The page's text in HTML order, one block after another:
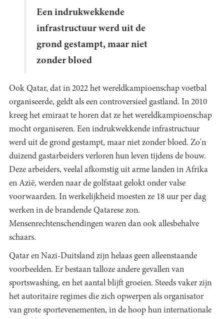
Een indrukwekkende
infrastructuur werd uit de
grond gestampt, maar niet
zonder bloed
Ook Qatar, dat in 2022 het wereldkampioenschap voetbal
organiseerde, geldt als een controversieel gastland. In 2010
kreeg het emiraat te horen dat ze het wereldkampioenschap
mocht organiseren. Een indrukwekkende infrastructuur
werd uit de grond gestampt, maar niet zonder bloed. Zo'n
duizend gastarbeiders verloren hun leven tijdens de bouw.
Deze arbeiders, veelal afkomstig uit arme landen in Afrika
en Azië, werden naar de golfstaat gelokt onder valse
voorwaarden. In werkelijkheid moesten ze 18 uur per dag
werken in de brandende Qatarese zon.
Mensenrechtenschendingen waren dan ook allesbehalve
schaars.
Qatar en Nazi-Duitsland zijn helaas geen alleenstaande
voorbeelden. Er bestaan talloze andere gevallen van
sportswashing, en het aantal blijft groeien. Steeds vaker zijn
het autoritaire regimes die zich opwerpen als organisator
van grote sportevenementen, in de hoop hun internationale